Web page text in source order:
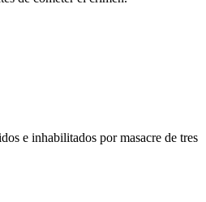
e inhabilitados por masacre de tres